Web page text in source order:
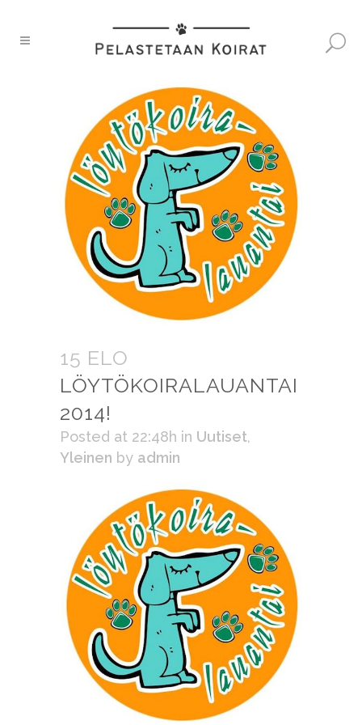
15 ELO
LÖYTÖKOIRALAUANTAI
2014!
Posted at 22:48h in Uutiset,
Yleinen by admin